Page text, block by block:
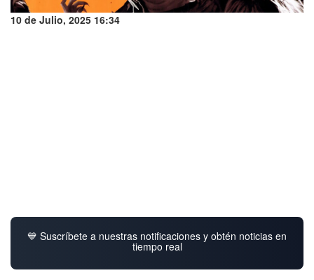
10 de Julio, 2025 16:34
💙 Suscríbete a nuestras notificaciones y obtén noticias en
tiempo real